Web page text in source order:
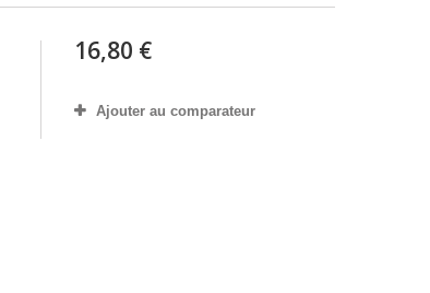
16,80 €
Ajouter au comparateur